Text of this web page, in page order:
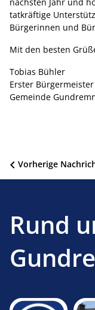
tatkräftige
Bürgerinnen und
Mit den besten
Tobias Bühler
Erster Bürgermeister
Gemeinde
Beitragsnavigation
Vorherige
Rund